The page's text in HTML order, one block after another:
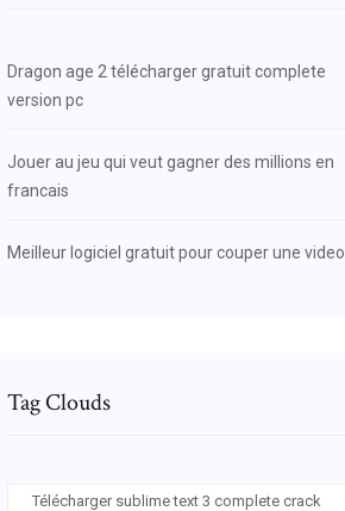
Dragon age 2 télécharger gratuit complete
version pc
Jouer au jeu qui veut gagner des millions en
francais
Meilleur logiciel gratuit pour couper une video
Tag Clouds
Télécharger sublime text 3 complete crack